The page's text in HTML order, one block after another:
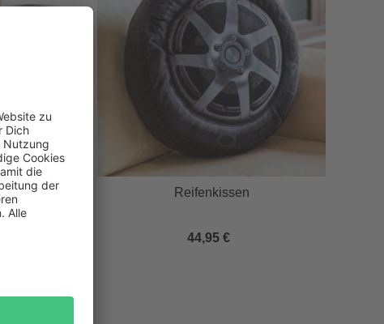
Reifenkissen
44,95 €